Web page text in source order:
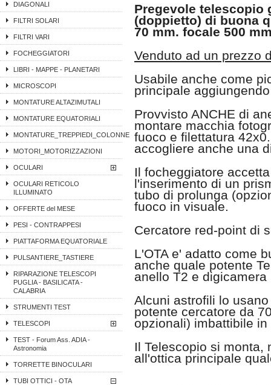
DIAGONALI
FILTRI SOLARI
FILTRI VARI
FOCHEGGIATORI
LIBRI - MAPPE - PLANETARI
MICROSCOPI
MONTATURE ALTAZIMUTALI
MONTATURE EQUATORIALI
MONTATURE_TREPPIEDI_COLONNE
MOTORI_MOTORIZZAZIONI
OCULARI
OCULARI RETICOLO
ILLUMINATO
OFFERTE del MESE
PESI - CONTRAPPESI
PIATTAFORMA EQUATORIALE
PULSANTIERE_TASTIERE
RIPARAZIONE TELESCOPI
PUGLIA - BASILICATA -
CALABRIA
STRUMENTI TEST
TELESCOPI
TEST - Forum Ass. ADIA -
Astronomia
TORRETTE BINOCULARI
TUBI OTTICI - OTA
Pregevole telescopio
(doppietto) di buona
70 mm. focale 500
Venduto ad un prezzo
Usabile anche come
principale
Provvisto ANCHE di
montare macchia
fuoco e filettatura
accogliere anche una
Il focheggiatore
l'inserimento di un
tubo di prolunga
fuoco in visuale.
Cercatore red-point di
L'OTA e' adatto come
anche quale potente
anello T2 e digicamera
Alcuni astrofili lo
potente cercatore da
opzionali) imbattibile
Il Telescopio si monta,
all'ottica principale